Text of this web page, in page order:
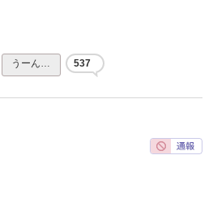
うーん… 537